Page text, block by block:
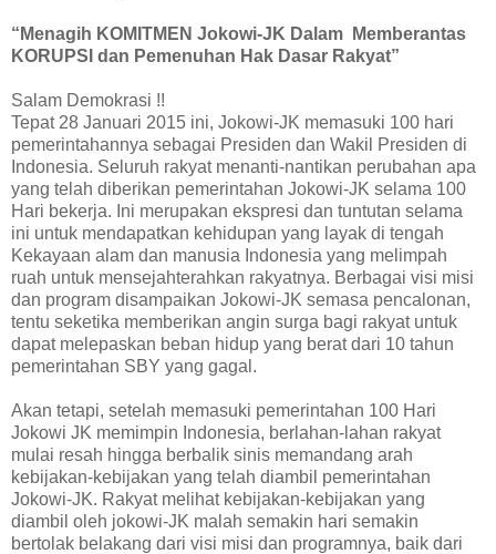
“Menagih KOMITMEN Jokowi-JK Dalam Memberantas
KORUPSI dan Pemenuhan Hak Dasar Rakyat”
Salam Demokrasi !!
Tepat 28 Januari 2015 ini, Jokowi-JK memasuki 100 hari
pemerintahannya sebagai Presiden dan Wakil Presiden di
Indonesia. Seluruh rakyat menanti-nantikan perubahan apa
yang telah diberikan pemerintahan Jokowi-JK selama 100
Hari bekerja. Ini merupakan ekspresi dan tuntutan selama
ini untuk mendapatkan kehidupan yang layak di tengah
Kekayaan alam dan manusia Indonesia yang melimpah
ruah untuk mensejahterahkan rakyatnya. Berbagai visi misi
dan program disampaikan Jokowi-JK semasa pencalonan,
tentu seketika memberikan angin surga bagi rakyat untuk
dapat melepaskan beban hidup yang berat dari 10 tahun
pemerintahan SBY yang gagal.
Akan tetapi, setelah memasuki pemerintahan 100 Hari
Jokowi JK memimpin Indonesia, berlahan-lahan rakyat
mulai resah hingga berbalik sinis memandang arah
kebijakan-kebijakan yang telah diambil pemerintahan
Jokowi-JK. Rakyat melihat kebijakan-kebijakan yang
diambil oleh jokowi-JK malah semakin hari semakin
bertolak belakang dari visi misi dan programnya, baik dari